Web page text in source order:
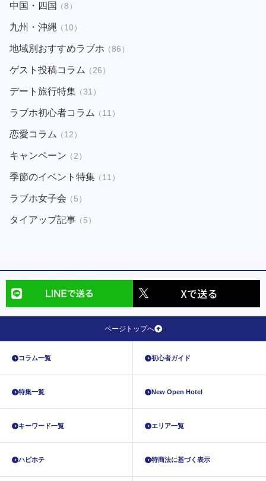
中国・四国 （8）
九州・沖縄（10）
地域別おすすめラブホ（86）
ゲスト投稿コラム（26）
デート旅行特集（31）
ラブホ初心者コラム（11）
恋愛コラム（12）
キャンペーン（2）
季節のイベント特集（11）
ラブホ女子会（5）
タイアップ記事（5）
ページトップへ
コラム一覧 初心者ガイド
特集一覧 New Open Hotel
キーワード一覧 エリア一覧
ハピホテ 特商法に基づく表示